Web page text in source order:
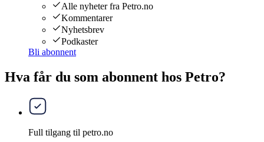
Alle nyheter fra Petro.no
Kommentarer
Nyhetsbrev
Podkaster
Bli abonnent
Hva får du som abonnent hos Petro?
Full tilgang til petro.no